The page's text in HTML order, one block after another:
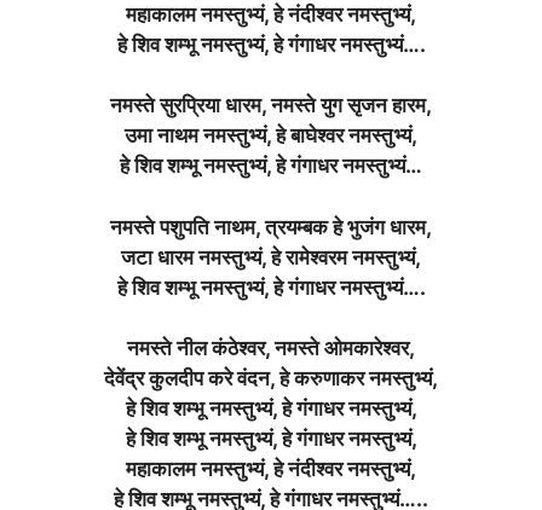
महाकालम नमस्तुभ्यं, हे नंदीश्वर नमस्तुभ्यं,
हे शिव शम्भू नमस्तुभ्यं, हे गंगाधर नमस्तुभ्यं….
नमस्ते सुरप्रिया धारम, नमस्ते युग सृजन हारम,
उमा नाथम नमस्तुभ्यं, हे बाघेश्वर नमस्तुभ्यं,
हे शिव शम्भू नमस्तुभ्यं, हे गंगाधर नमस्तुभ्यं…
नमस्ते पशुपति नाथम, त्रयम्बक हे भुजंग धारम,
जटा धारम नमस्तुभ्यं, हे रामेश्वरम नमस्तुभ्यं,
हे शिव शम्भू नमस्तुभ्यं, हे गंगाधर नमस्तुभ्यं….
नमस्ते नील कंठेश्वर, नमस्ते ओमकारेश्वर,
देवेंद्र कुलदीप करे वंदन, हे करुणाकर नमस्तुभ्यं,
हे शिव शम्भू नमस्तुभ्यं, हे गंगाधर नमस्तुभ्यं,
हे शिव शम्भू नमस्तुभ्यं, हे गंगाधर नमस्तुभ्यं,
महाकालम नमस्तुभ्यं, हे नंदीश्वर नमस्तुभ्यं,
हे शिव शम्भू नमस्तुभ्यं, हे गंगाधर नमस्तुभ्यं…..